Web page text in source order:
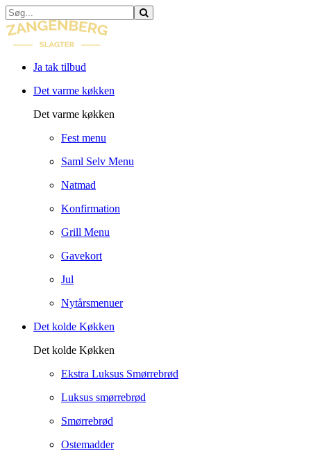
Ja tak tilbud
Det varme køkken
Det varme køkken
Fest menu
Saml Selv Menu
Natmad
Konfirmation
Grill Menu
Gavekort
Jul
Nytårsmenuer
Det kolde Køkken
Det kolde Køkken
Ekstra Luksus Smørrebrød
Luksus smørrebrød
Smørrebrød
Ostemadder